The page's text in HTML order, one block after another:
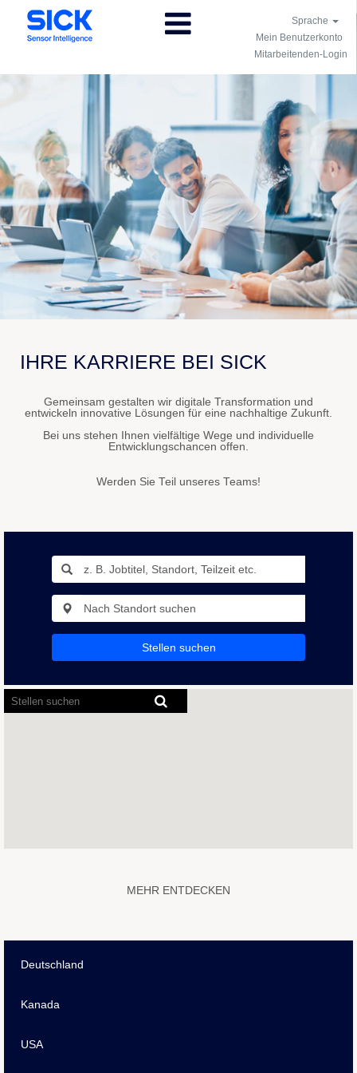
Sprache
Mein Benutzerkonto
Mitarbeitenden-Login
IHRE KARRIERE BEI SICK
Gemeinsam gestalten wir digitale Transformation und
entwickeln innovative Lösungen für eine nachhaltige Zukunft.
Bei uns stehen Ihnen vielfältige Wege und individuelle
Entwicklungschancen offen.
Werden Sie Teil unseres Teams!
Stellen suchen
Bildschirmausleseprogramme
können
MEHR ENTDECKEN
Deutschland
Kanada
USA